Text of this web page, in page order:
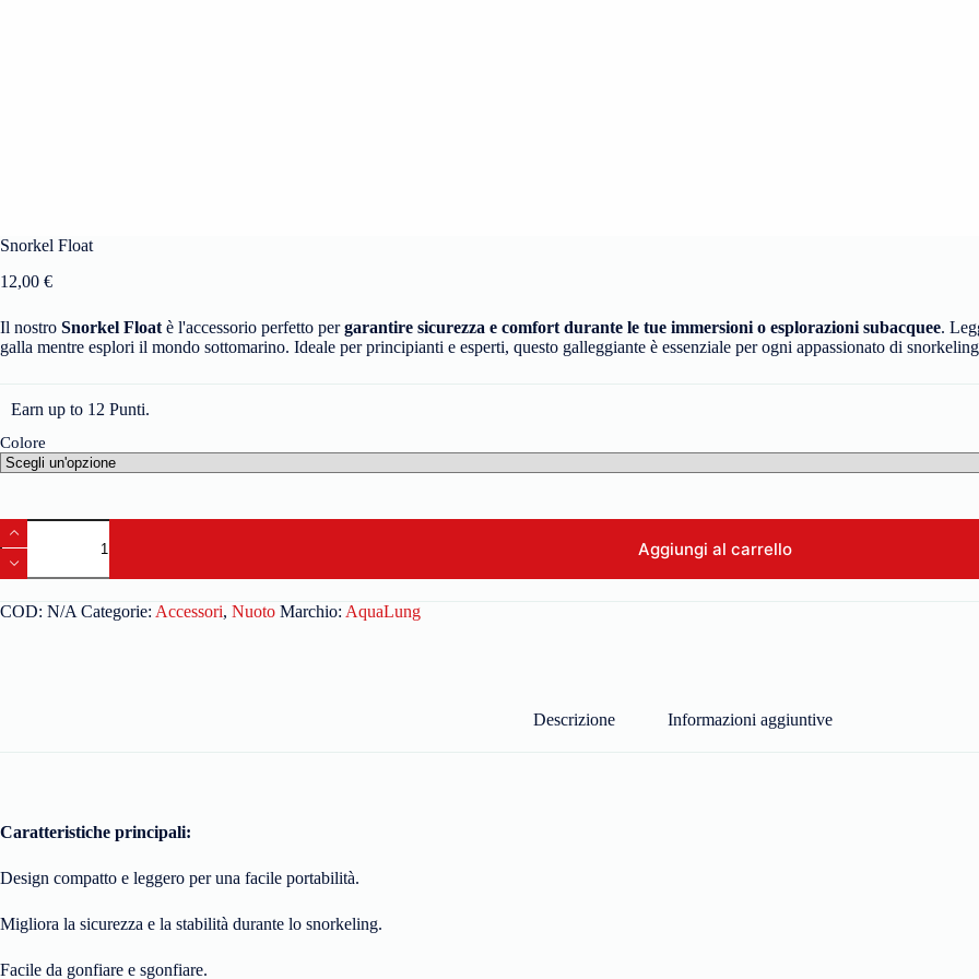
Snorkel Float
12,00 €
Il nostro Snorkel Float è l'accessorio perfetto pergarantire sicurezza e comfort durante le tue immersioni o esplorazioni subacquee.
galla mentre esplori il mondo sottomarino. Ideale per principianti e esperti, questo galleggiante è essenziale per ogni appassionato di
Earn up to 12 Punti.
Colore
Aggiungi al carrello
COD: N/A Categorie: Accessori, Nuoto Marchio: AquaLung
Descrizione Informazioni aggiuntive
Caratteristiche principali:
Design compatto e leggero per una facile portabilità.
Migliora la sicurezza e la stabilità durante lo snorkeling.
Facile da gonfiare e sgonfiare.